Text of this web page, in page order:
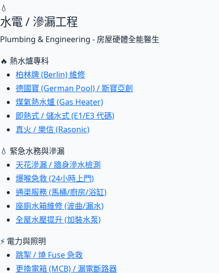
💧
水電 / 滲漏工程
Plumbing & Engineering - 房屋硬體全能醫生
🔥 熱水爐專科
柏林牌 (Berlin) 維修
德國寶 (German Pool) / 斯寶亞創
煤氣熱水爐 (Gas Heater)
即熱式 / 儲水式 (E1/E3 代碼)
真火 / 樂信 (Rasonic)
💧 緊急水務與滲漏
天花滲漏 / 牆身滲水檢測
爆喉急救 (24小時上門)
通渠服務 (馬桶/廚房/浴缸)
座廁水箱維修 (波曲/漏水)
全屋水壓提升 (加裝水泵)
⚡ 電力與照明
跳掣 / 燒 Fuse 急救
更換電箱 (MCB) / 漏電斷路器